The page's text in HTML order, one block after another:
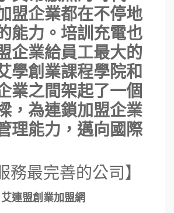
盟企業都在不停地
能力。培訓充電也
企業給員工最大的
學創業課程學院和
業之間架起了一個
，為連鎖加盟企業
理能力，邁向國際
務最完善的公司】
艾連盟創業加盟網